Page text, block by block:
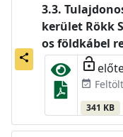
share
kerület Rökk
os földkábel
lock_open
event_available
341 KB